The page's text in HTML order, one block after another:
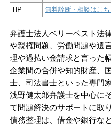
HP
無料診断・相談はこち
弁護士法人ベリーベスト法
や親権問題、労働問題や遺
理や過払い金請求と言った
企業間の合併や知的財産、
士、司法書士といった専門
浅野健太郎弁護士を中心に
て問題解決のサポートに取
債務整理は、借金や銀行な